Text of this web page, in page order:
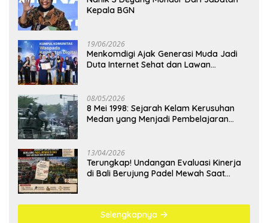
Kepala BGN
19/06/2026
Menkomdigi Ajak Generasi Muda Jadi
Duta Internet Sehat dan Lawan
08/05/2026
8 Mei 1998: Sejarah Kelam Kerusuhan
Medan yang Menjadi Pembelajaran
13/04/2026
Terungkap! Undangan Evaluasi Kinerja
di Bali Berujung Padel Mewah Saat
Selengkapnya